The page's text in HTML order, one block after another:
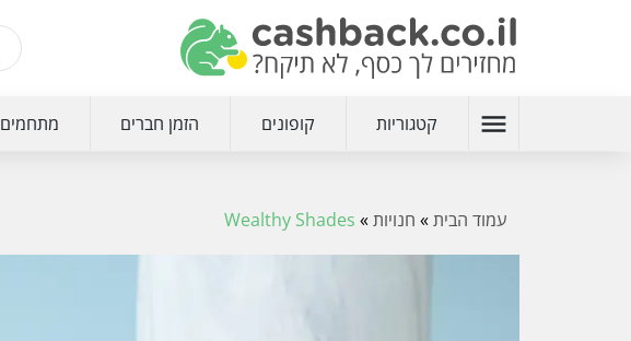
menu קטגוריות קופונים הזמן חברים מתחמים
עמוד הבית» חנויות»
Wealthy Shades